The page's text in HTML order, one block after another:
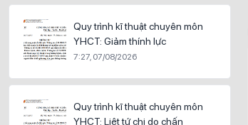
Quy trình kĩ thuật chuyên môn
YHCT: Giảm thính lực
7:27, 07/08/2026
Quy trình kĩ thuật chuyên môn
YHCT: Liệt tứ chi do chấn